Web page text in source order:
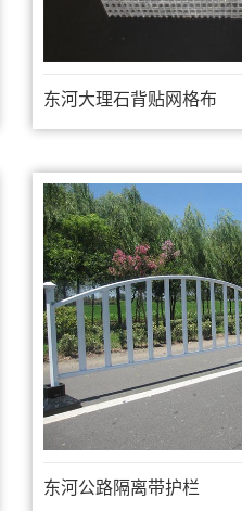
东河大理石背贴网格布
东河公路隔离带护栏